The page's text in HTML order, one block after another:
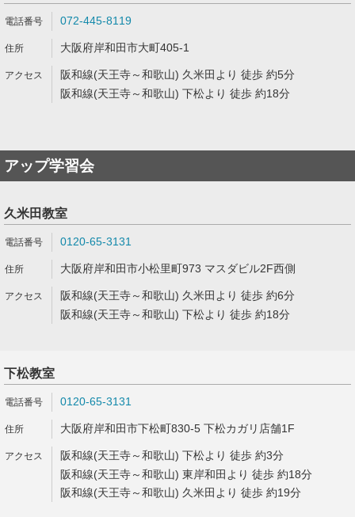
072-445-8119
大阪府岸和田市大町405-1
阪和線(天王寺～和歌山) 久米田より 徒歩 約5分
阪和線(天王寺～和歌山) 下松より 徒歩 約18分
アップ学習会
久米田教室
0120-65-3131
大阪府岸和田市小松里町973 マスダビル2F西側
阪和線(天王寺～和歌山) 久米田より 徒歩 約6分
阪和線(天王寺～和歌山) 下松より 徒歩 約18分
下松教室
0120-65-3131
大阪府岸和田市下松町830-5 下松カガリ店舗1F
阪和線(天王寺～和歌山) 下松より 徒歩 約3分
阪和線(天王寺～和歌山) 東岸和田より 徒歩 約18分
阪和線(天王寺～和歌山) 久米田より 徒歩 約19分